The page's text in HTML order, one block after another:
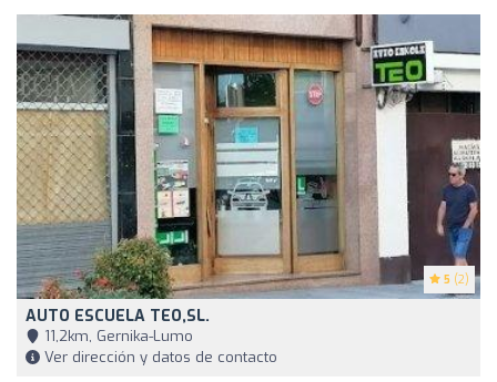
5 (2)
AUTO ESCUELA TEO,SL.
11,2km, Gernika-Lumo
Ver dirección y datos de contacto